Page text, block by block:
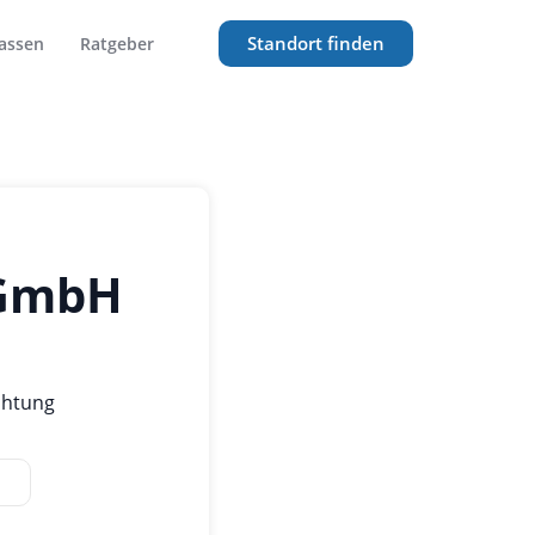
Ratgeber Standort finden